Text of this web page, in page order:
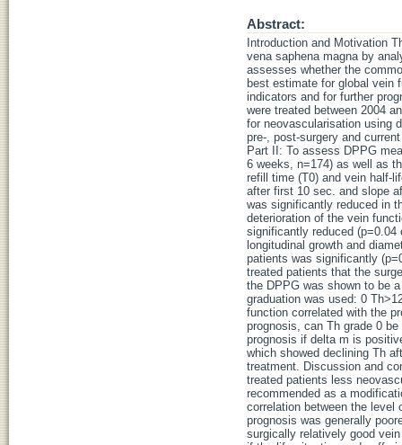
Abstract:
Introduction and Motivation
vena saphena magna by
assesses whether the
best estimate for global vein
indicators and for further
were treated between 2004
for neovascularisation using
pre-, post-surgery and
Part II: To assess DPPG
6 weeks, n=174) as well as
refill time (T0) and vein half-
after first 10 sec. and slope
was significantly reduced in
deterioration of the vein
significantly reduced
longitudinal growth and
patients was significantly
treated patients that the
the DPPG was shown to be
graduation was used: 0
function correlated with the
prognosis, can Th grade 0
prognosis if delta m is
which showed declining Th
treatment. Discussion and
treated patients less
recommended as a
correlation between the level
prognosis was generally
surgically relatively good